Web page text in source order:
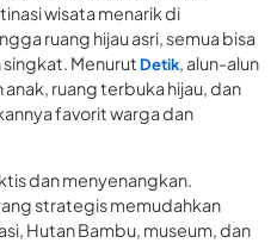
wisata menarik di
ruang hijau asri, semua bisa
Menurut Detik, alun-alun
ruang terbuka hijau, dan
favorit warga dan
dan menyenangkan.
strategis memudahkan
Hutan Bambu, museum, dan